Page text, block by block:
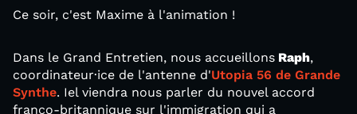
Ce soir, c'est Maxime à l'animation !
Dans le Grand Entretien, nous accueillons Raph,
coordinateur·ice de l'antenne d'Utopia 56 de Grande
Synthe. Iel viendra nous parler du nouvel accord
franco-britannique sur l'immigration qui a